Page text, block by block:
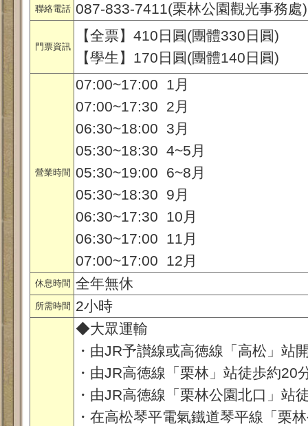
聯絡電話 087-833-7411(栗林公園觀光事務處)
門票資訊
【全票】410日圓(團體330日圓)
【學生】170日圓(團體140日圓)
營業時間
07:00~17:00 1月
07:00~17:30 2月
06:30~18:00 3月
05:30~18:30 4~5月
05:30~19:00 6~8月
05:30~18:30 9月
06:30~17:30 10月
06:30~17:00 11月
07:00~17:00 12月
休息時間 全年無休
所需時間 2小時
◆大眾運輸
・由JR予讃線或高徳線「高松」站
・由JR高徳線「栗林」站徒歩約20
・由JR高徳線「栗林公園北口」站
・在高松琴平電氣鐵道琴平線「栗